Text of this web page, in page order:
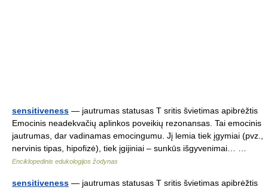
sensitiveness — jautrumas statusas T sritis švietimas apibrėžtis
Emocinis neadekvačių aplinkos poveikių rezonansas. Tai emocinis
jautrumas, dar vadinamas emocingumu. Jį lemia tiek įgymiai (pvz.,
nervinis tipas, hipofizė), tiek įgijiniai – sunkūs išgyvenimai… …
Enciklopedinis edukologijos žodynas
sensitiveness — jautrumas statusas T sritis švietimas apibrėžtis